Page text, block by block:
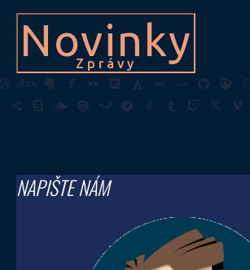
Novinky
Zprávy
NAPIŠTE NÁM